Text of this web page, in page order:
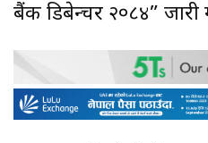
बैंक डिबेन्चर २०८४” जारी